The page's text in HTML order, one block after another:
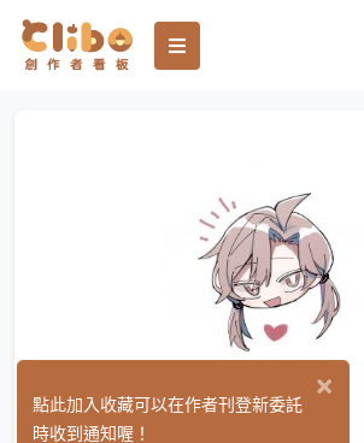
Kino (0)
×
點此加入收藏可以在作者刊登新委託
時收到通知喔！